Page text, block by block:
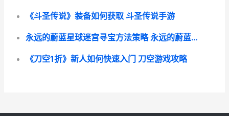
《斗圣传说》装备如何获取 斗圣传说手游
永远的蔚蓝星球迷宫寻宝方法策略 永远的蔚蓝星球下载
《刀空1折》新人如何快速入门 刀空游戏攻略